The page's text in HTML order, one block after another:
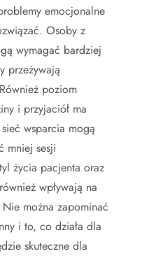
emocjonalne
Osoby z
wymagać bardziej
przeżywają
poziom
i przyjaciół ma
wsparcia mogą
mniej sesji
życia pacjenta oraz
wpływają na
można zapominać
i to, co działa dla
skuteczne dla